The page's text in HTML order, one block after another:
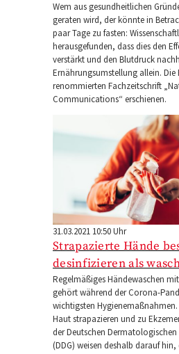
Wem aus gesundheitlichen
geraten wird, der könnte in
paar Tage zu fasten:
herausgefunden, dass dies den
verstärkt und den Blutdruck
Ernährungsumstellung allein. Die
renommierten Fachzeitschrift
Communications“ erschienen.
31.03.2021 10:50 Uhr
Strapazierte Hände
desinfizieren als
Regelmäßiges Händewaschen
gehört während der Corona-
wichtigsten
Haut strapazieren und zu
der Deutschen Dermatologischen
(DDG) weisen deshalb darauf hin,